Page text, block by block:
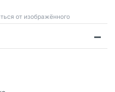
от изображённого